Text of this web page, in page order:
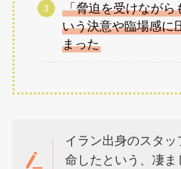
「脅迫を受けながら
いう決意や臨場感に
まった
イラン出身のスタ
命したという、凄